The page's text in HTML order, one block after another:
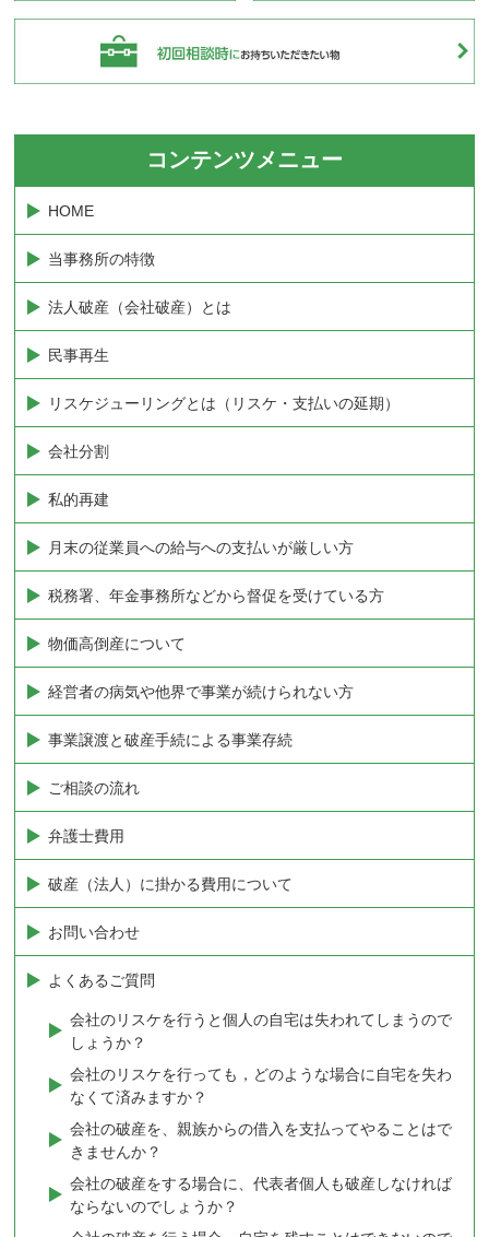
コンテンツメニュー
HOME
当事務所の特徴
法人破産（会社破産）とは
民事再生
リスケジューリングとは（リスケ・支払いの延期）
会社分割
私的再建
月末の従業員への給与への支払いが厳しい方
税務署、年金事務所などから督促を受けている方
物価高倒産について
経営者の病気や他界で事業が続けられない方
事業譲渡と破産手続による事業存続
ご相談の流れ
弁護士費用
破産（法人）に掛かる費用について
お問い合わせ
よくあるご質問
会社のリスケを行うと個人の自宅は失われてしまうので
しょうか？
会社のリスケを行っても，どのような場合に自宅を失わ
なくて済みますか？
会社の破産を、親族からの借入を支払ってやることはで
きませんか？
会社の破産をする場合に、代表者個人も破産しなければ
ならないのでしょうか？